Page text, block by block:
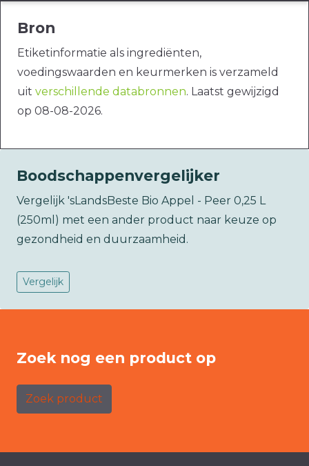
Bron
Etiketinformatie als ingrediënten,
voedingswaarden en keurmerken is verzameld
uit verschillende databronnen. Laatst gewijzigd
op 08-08-2026.
Boodschappenvergelijker
Vergelijk 'sLandsBeste Bio Appel - Peer 0,25 L
(250ml) met een ander product naar keuze op
gezondheid en duurzaamheid.
Vergelijk
Zoek nog een product op
Zoek product